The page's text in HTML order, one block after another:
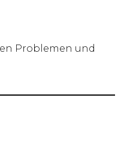
Problemen und